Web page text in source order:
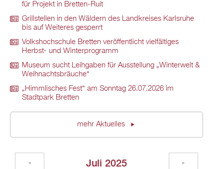
für Projekt in Bretten-Ruit
Grillstellen in den Wäldern des Landkreises Karlsruhe
bis auf Weiteres gesperrt
Volkshochschule Bretten veröffentlicht vielfältiges
Herbst- und Winterprogramm
Museum sucht Leihgaben für Ausstellung „Winterwelt &
Weihnachtsbräuche“
„Himmlisches Fest“ am Sonntag 26.07.2026 im
Stadtpark Bretten
mehr Aktuelles
Juli 2025
« »